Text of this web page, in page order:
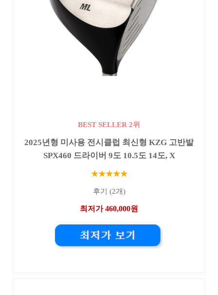
BEST SELLER 2위
2025년형 미사용 전시클럽 최신형 KZG 고반발
SPX460 드라이버 9도 10.5도 14도, X
★★★★★
후기 (2개)
최저가 460,000원